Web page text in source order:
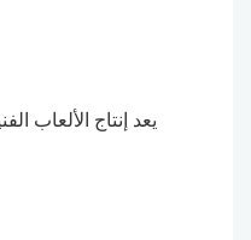
يعد إنتاج الألعاب